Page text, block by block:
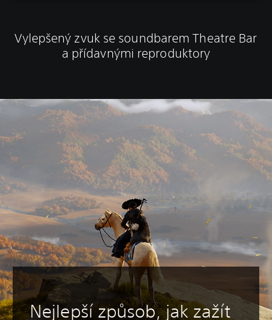
Vylepšený zvuk se soundbarem Theatre Bar
a přídavnými reproduktory
Nejlepší způsob, jak zažít